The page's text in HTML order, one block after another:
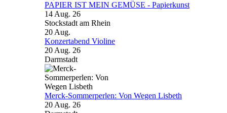
PAPIER IST MEIN GEMÜSE - Papierkunst
14 Aug. 26
Stockstadt am Rhein
20 Aug.
Konzertabend Violine
20 Aug. 26
Darmstadt
Merck-Sommerperlen: Von Wegen Lisbeth
20 Aug. 26